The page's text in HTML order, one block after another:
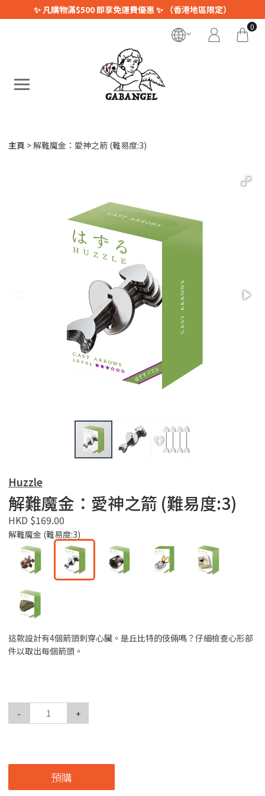
✨ 凡購物滿$500 即享免運費優惠 ✨ （香港地區限定）
0
主頁 解難魔金：愛神之箭 (難易度:3)
Huzzle
解難魔金：愛神之箭 (難易度:3)
HKD $169.00
解難魔金 (難易度:3)
這款設計有4個箭頭刺穿心臟。是丘比特的伎倆嗎？仔細檢查心形部
件以取出每個箭頭。
- +
預購